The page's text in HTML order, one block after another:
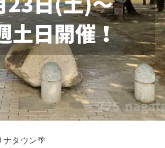
タウン🌴